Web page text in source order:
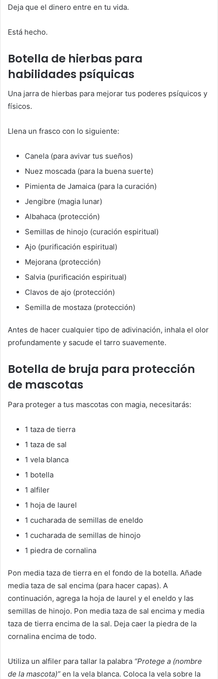
Deja que el dinero entre en tu vida.
Está hecho.
Botella de hierbas para
habilidades psíquicas
Una jarra de hierbas para mejorar tus poderes psíquicos y
físicos.
Llena un frasco con lo siguiente:
Canela (para avivar tus sueños)
Nuez moscada (para la buena suerte)
Pimienta de Jamaica (para la curación)
Jengibre (magia lunar)
Albahaca (protección)
Semillas de hinojo (curación espiritual)
Ajo (purificación espiritual)
Mejorana (protección)
Salvia (purificación espiritual)
Clavos de ajo (protección)
Semilla de mostaza (protección)
Antes de hacer cualquier tipo de adivinación, inhala el olor
profundamente y sacude el tarro suavemente.
Botella de bruja para protección
de mascotas
Para proteger a tus mascotas con magia, necesitarás:
1 taza de tierra
1 taza de sal
1 vela blanca
1 botella
1 alfiler
1 hoja de laurel
1 cucharada de semillas de eneldo
1 cucharada de semillas de hinojo
1 piedra de cornalina
Pon media taza de tierra en el fondo de la botella. Añade
media taza de sal encima (para hacer capas). A
continuación, agrega la hoja de laurel y el eneldo y las
semillas de hinojo. Pon media taza de sal encima y media
taza de tierra encima de la sal. Deja caer la piedra de la
cornalina encima de todo.
Utiliza un alfiler para tallar la palabra “Protege a (nombre
de la mascota)” en la vela blanca. Coloca la vela sobre la